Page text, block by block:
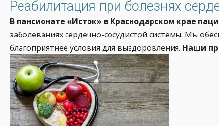
Реабилитация при болезнях
В пансионате «Исток» в Краснодарском крае
заболеваниях сердечно-сосудистой системы. Мы
благоприятнее условия для выздоровления. Наши